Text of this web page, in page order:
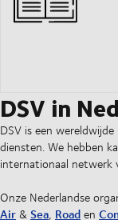
DSV in
DSV is een
diensten. We hebben
internationaal netwerk
Onze Nederlandse
Air &Sea, Roaden